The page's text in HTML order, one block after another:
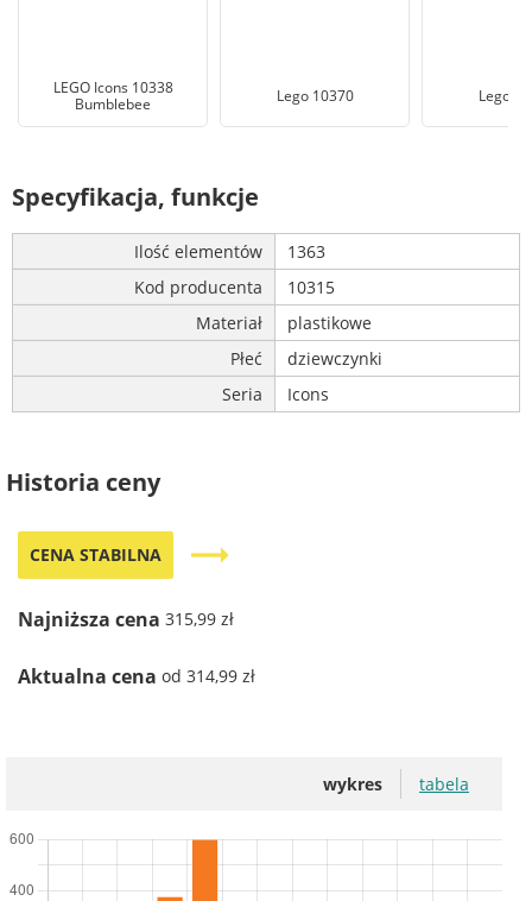
LEGO Icons 10338
Bumblebee
Lego 10370 Lego
Specyfikacja, funkcje
Ilość elementów
1363
Kod producenta
10315
Materiał
plastikowe
Płeć
dziewczynki
Seria
Icons
Historia ceny
CENA STABILNA trending_flat
Najniższa cena 315,99 zł
Aktualna cena od 314,99 zł
wykres tabela